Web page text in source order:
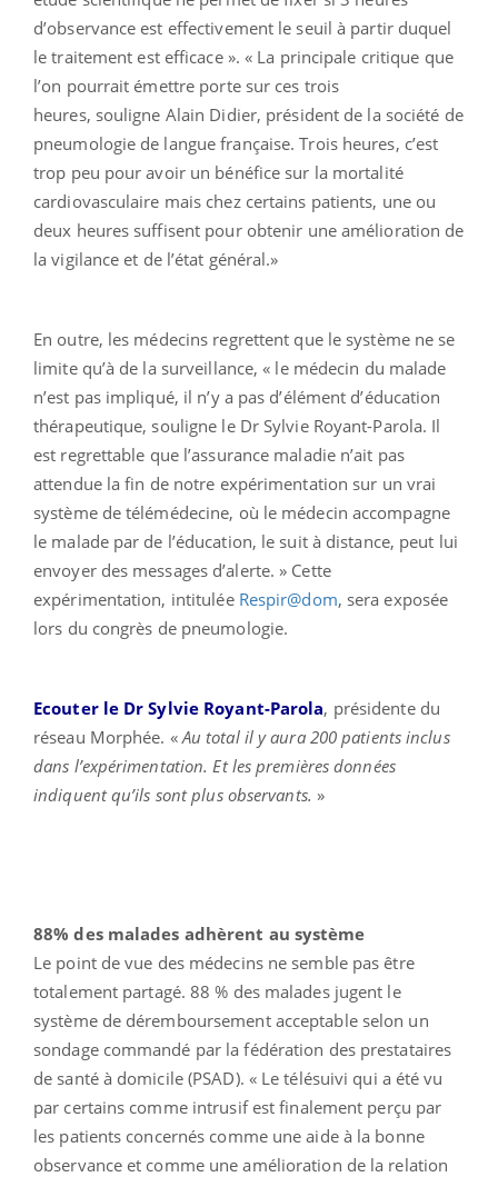
d’observance est effectivement le seuil à partir duquel
le traitement est efficace ». « La principale critique que
l’on pourrait émettre porte sur ces trois
heures, souligne Alain Didier, président de la société de
pneumologie de langue française. Trois heures, c’est
trop peu pour avoir un bénéfice sur la mortalité
cardiovasculaire mais chez certains patients, une ou
deux heures suffisent pour obtenir une amélioration de
la vigilance et de l’état général.»
En outre, les médecins regrettent que le système ne se
limite qu’à de la surveillance, « le médecin du malade
n’est pas impliqué, il n’y a pas d’élément d’éducation
thérapeutique, souligne le Dr Sylvie Royant-Parola. Il
est regrettable que l’assurance maladie n’ait pas
attendue la fin de notre expérimentation sur un vrai
système de télémédecine, où le médecin accompagne
le malade par de l’éducation, le suit à distance, peut lui
envoyer des messages d’alerte. » Cette
expérimentation, intitulée Respir@dom, sera exposée
lors du congrès de pneumologie.
Ecouter le Dr Sylvie Royant-Parola, présidente du
réseau Morphée. « Au total il y aura 200 patients inclus
dans l’expérimentation. Et les premières données
indiquent qu’ils sont plus observants. »
88% des malades adhèrent au système
Le point de vue des médecins ne semble pas être
totalement partagé. 88 % des malades jugent le
système de déremboursement acceptable selon un
sondage commandé par la fédération des prestataires
de santé à domicile (PSAD). « Le télésuivi qui a été vu
par certains comme intrusif est finalement perçu par
les patients concernés comme une aide à la bonne
observance et comme une amélioration de la relation